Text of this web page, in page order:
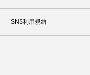
SNS利用規約